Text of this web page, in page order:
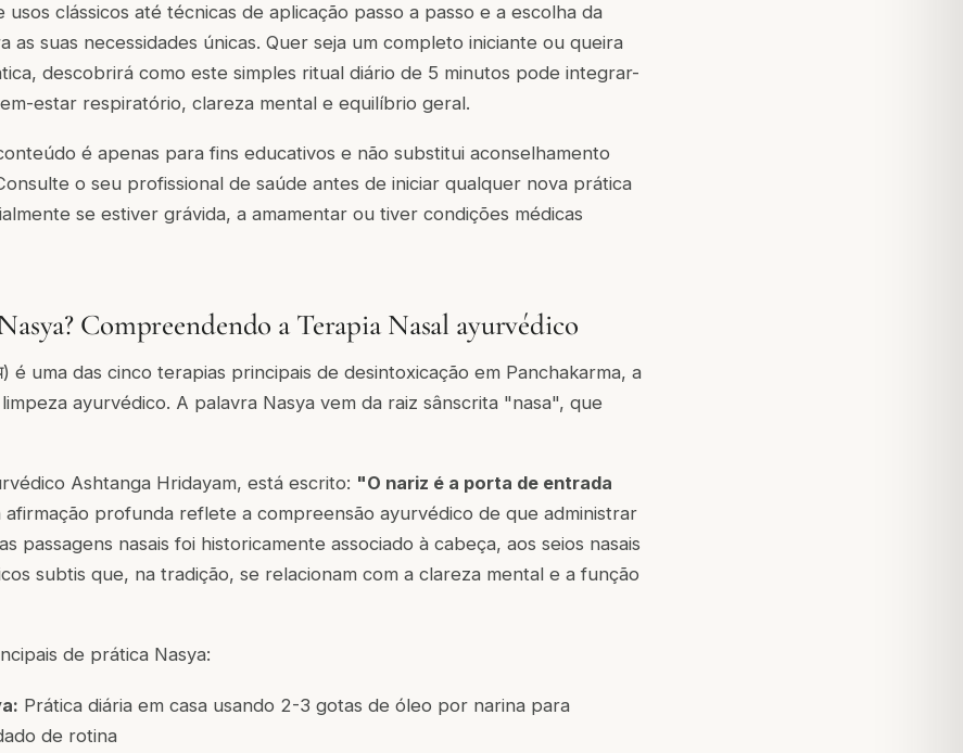
clássicos até técnicas de aplicação passo a passo e a escolha da
as suas necessidades únicas. Quer seja um completo iniciante ou queira
descobrirá como este simples ritual diário de 5 minutos pode integrar-
estar respiratório, clareza mental e equilíbrio geral.
é apenas para fins educativos e não substitui aconselhamento
o seu profissional de saúde antes de iniciar qualquer nova prática
se estiver grávida, a amamentar ou tiver condições médicas
Compreendendo a Terapia Nasal ayurvédico
é uma das cinco terapias principais de desintoxicação em Panchakarma, a
ayurvédico. A palavra Nasya vem da raiz sânscrita "nasa", que
Ashtanga Hridayam, está escrito: "O nariz é a porta de entrada
afirmação profunda reflete a compreensão ayurvédico de que administrar
passagens nasais foi historicamente associado à cabeça, aos seios nasais
subtis que, na tradição, se relacionam com a clareza mental e a função
de prática Nasya:
Prática diária em casa usando 2-3 gotas de óleo por narina para
de rotina